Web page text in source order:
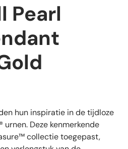
Pearl
hun inspiratie in de tijdloze
urnen. Deze kenmerkende
collectie toegepast,